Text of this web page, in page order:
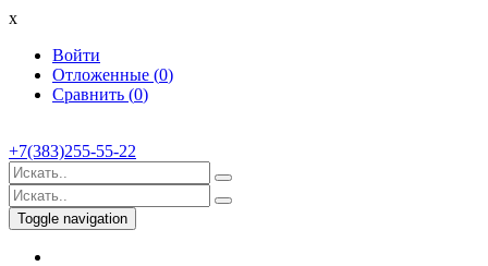
x
Войти
Отложенные (0)
Сравнить (0)
+7(383)255-55-22
Toggle navigation